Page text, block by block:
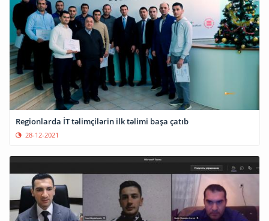
Regionlarda İT təlimçilərin ilk təlimi başa çatıb
28-12-2021